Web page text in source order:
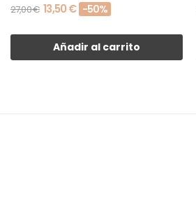
27,00 € 13,50 € -50%
Añadir al carrito